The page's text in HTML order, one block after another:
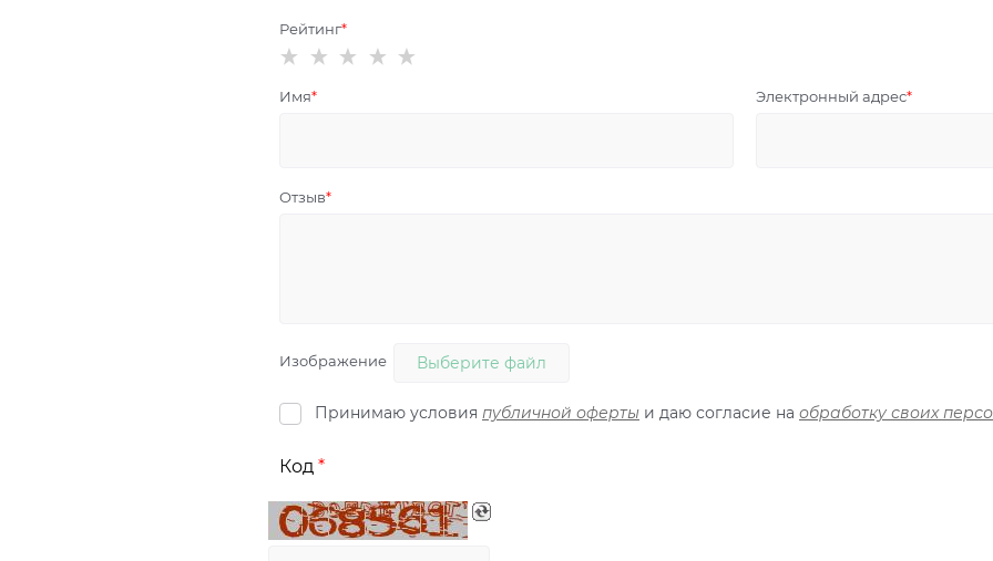
Рейтинг
Имя Электронный адрес
Отзыв
Изображение Выберите файл
Принимаю условия публичной оферты и даю согласие на обработку своих
Код